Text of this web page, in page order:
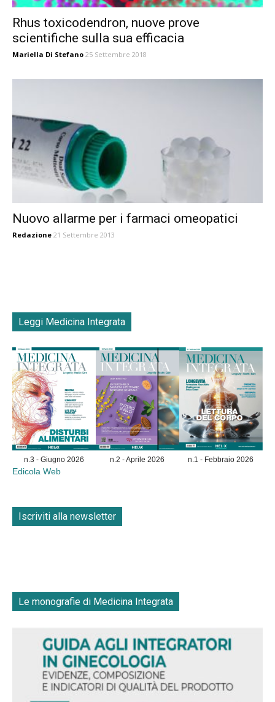
Rhus toxicodendron, nuove prove
scientifiche sulla sua efficacia
Mariella Di Stefano 25 Settembre 2018
Nuovo allarme per i farmaci omeopatici
Redazione 21 Settembre 2013
Leggi Medicina Integrata
n.3 - Giugno 2026 n.2 - Aprile 2026 n.1 - Febbraio 2026
Edicola Web
Iscriviti alla newsletter
Le monografie di Medicina Integrata